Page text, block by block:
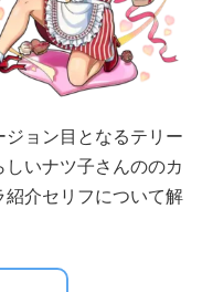
ョン目となるテリー
いナツ子さんののカ
介セリフについて解